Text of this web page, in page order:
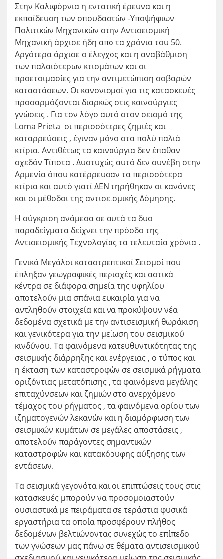
Στην Καλιφόρνια η εντατική έρευνα και η
εκπαίδευση των σπουδαστών -Υποψήφιων
Πολιτικών Μηχανικών στην Αντισεισμική
Μηχανική άρχισε ήδη από τα χρόνια του 50.
Αργότερα άρχισε ο έλεγχος και η αναβάθμιση
των παλαιότερων κτισμάτων και οι
προετοιμασίες για την αντιμετώπιση σοβαρών
καταστάσεων. Οι κανονισμοί για τις κατασκευές
προσαρμόζονται διαρκώς στις καινούργιες
γνώσεις . Για τον λόγο αυτό στον σεισμό της
Loma Prieta οι περισσότερες ζημιές και
καταρρεύσεις , έγιναν μόνο στα πολύ παλιά
κτίρια. Αντιθέτως τα καινούργια δεν έπαθαν
σχεδόν Τίποτα . Δυστυχώς αυτό δεν συνέβη στην
Αρμενία όπου κατέρρευσαν τα περισσότερα
κτίρια και αυτό γιατί ΔΕΝ τηρήθηκαν οι κανόνες
και οι μέθοδοι της αντισεισμικής Δόμησης.
Η σύγκριση ανάμεσα σε αυτά τα δυο
παραδείγματα δείχνει την πρόοδο της
Αντισεισμικής Τεχνολογίας τα τελευταία χρόνια .
Γενικά Μεγάλοι καταστρεπτικοί Σεισμοί που
έπληξαν γεωγραφικές περιοχές και αστικά
κέντρα σε διάφορα σημεία της υφηλίου
αποτελούν μια σπάνια ευκαιρία για να
αντληθούν στοιχεία και να προκύψουν νέα
δεδομένα σχετικά με την αντισεισμική θωράκιση
και γενικότερα για την μείωση του σεισμικού
κινδύνου. Τα φαινόμενα κατευθυντικότητας της
σεισμικής διάρρηξης και ενέργειας , ο τύπος και
η έκταση των καταστροφών σε σεισμικά ρήγματα
οριζόντιας μετατόπισης , τα φαινόμενα μεγάλης
επιταχύνσεων και ζημιών στο ανερχόμενο
τέμαχος του ρήγματος , τα φαινόμενα ορίου των
ιζηματογενών λεκανών και η διαμόρφωση των
σεισμικών κυμάτων σε μεγάλες αποστάσεις ,
αποτελούν παράγοντες σημαντικών
καταστροφών και κατακόρυφης αύξησης των
εντάσεων.
Τα σεισμικά γεγονότα και οι επιπτώσεις τους στις
κατασκευές μπορούν να προσομοιαστούν
ουσιαστικά με πειράματα σε τεράστια φυσικά
εργαστήρια τα οποία προσφέρουν πλήθος
δεδομένων βελτιώνοντας συνεχώς το επίπεδο
των γνώσεων μας πάνω σε θέματα αντισεισμικού